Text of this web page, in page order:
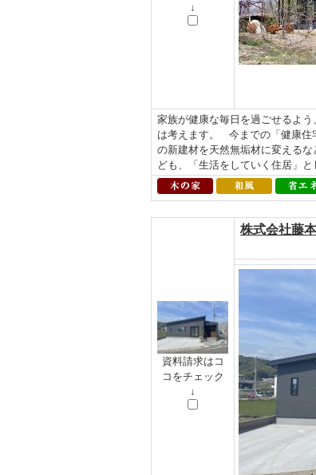
↓
家族が健康な毎日を過ごせるよ
は考えます。 今までの「健康住
の新建材を天然無垢材に変える
ども、「生活をしていく住居」
資料請求はコ
コをチェック
↓
株式会社藤